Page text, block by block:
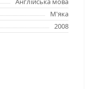
М'яка
2008